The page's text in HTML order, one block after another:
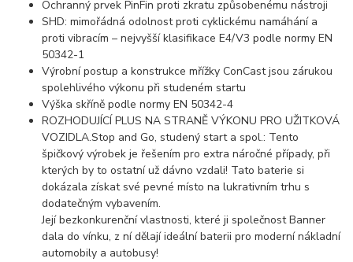
Ochranný prvek PinFin proti zkratu způsobenému nástroji
SHD: mimořádná odolnost proti cyklickému namáhání a
proti vibracím – nejvyšší klasifikace E4/V3 podle normy EN
50342-1
Výrobní postup a konstrukce mřížky ConCast jsou zárukou
spolehlivého výkonu při studeném startu
Výška skříně podle normy EN 50342-4
ROZHODUJÍCÍ PLUS NA STRANĚ VÝKONU PRO UŽITKOVÁ
VOZIDLA.Stop and Go, studený start a spol.: Tento
špičkový výrobek je řešením pro extra náročné případy, při
kterých by to ostatní už dávno vzdali! Tato baterie si
dokázala získat své pevné místo na lukrativním trhu s
dodatečným vybavením.
Její bezkonkurenční vlastnosti, které ji společnost Banner
dala do vínku, z ní dělají ideální baterii pro moderní nákladní
automobily a autobusy!